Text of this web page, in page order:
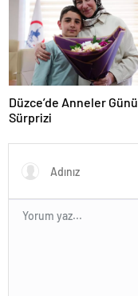
Düzce’de Anneler Günü
Sürprizi